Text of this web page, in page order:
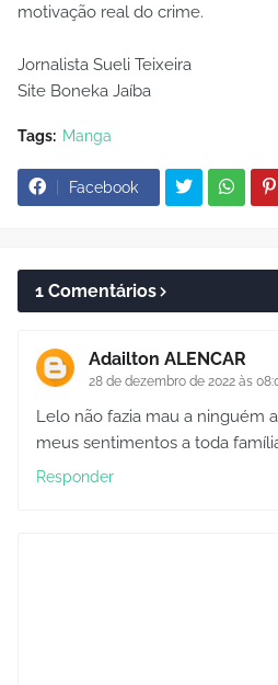
motivação real do crime.
Jornalista Sueli Teixeira
Site Boneka Jaíba
Tags: Manga
Facebook
1 Comentários
Adailton ALENCAR
28 de dezembro de 2022 às
Lelo não fazia mau a ninguém
meus sentimentos a toda
Responder